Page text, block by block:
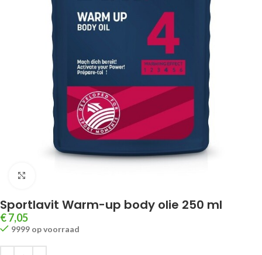
Sportlavit Warm-up body olie 250 ml
€7,05
9999 op voorraad